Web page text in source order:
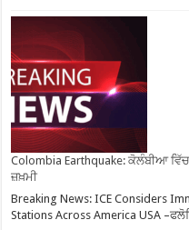
Colombia Earthquake: ਕੋਲੰਬੀਆ
ਜ਼ਖ਼ਮੀ
Breaking News: ICE Considers
Stations Across America USA